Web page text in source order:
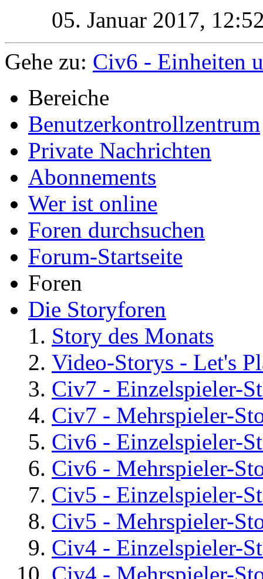
05. Januar 2017,
Gehe zu: Civ6 - Einheiten
Bereiche
Benutzerkontrollzentrum
Private Nachrichten
Abonnements
Wer ist online
Foren durchsuchen
Forum-Startseite
Foren
Die Storyforen
Story des Monats
Video-Storys - Let's
Civ7 - Einzelspieler-
Civ7 - Mehrspieler-
Civ6 - Einzelspieler-
Civ6 - Mehrspieler-
Civ5 - Einzelspieler-
Civ5 - Mehrspieler-
Civ4 - Einzelspieler-
Civ4 - Mehrspieler-